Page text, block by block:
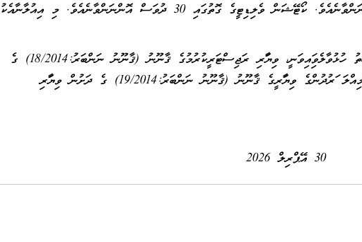
ކުންފުނީގެ ސީލް އަދި ވެރިފަރާތުގެ ސޮއި ހިމަނާފައި އޮންނަންވާނެއެވެ. ކޯޓޭޝަން ވެލިޑިޓީގެ ގޮތުގައި 30 ދުވަސް އޮންނަންވާނެއެވެ. މި އިއުލާނާއެކު
މިތަކެތި ފޯރުކޮށްދިނުމަށް ކޯޓޭޝަން ހުށަހެޅުމުގެ ފުރުސަތު ހުޅުވާލެވިފައިވަނީ، ވިޔަފާރި ރަޖިސްޓަރީކުރުމުގެ ޤާނޫނު (ޤާނޫނު ނަންބަރު:18/2014) ގެ
ދަށުން ވިޔަފާރި ރަޖިސްޓަރީ ކުރެވިފައިވާ ފަރާތްތަކަށާއި، އަމިއްލަ ފަރުދުންގެ ވިޔަފާރީގެ ޤާނޫނު (ޤާނޫނު ނަންބަރު:19/2014) ގެ ދަށުން ވިޔަފާރި
30 އޭޕްރިލް 2026